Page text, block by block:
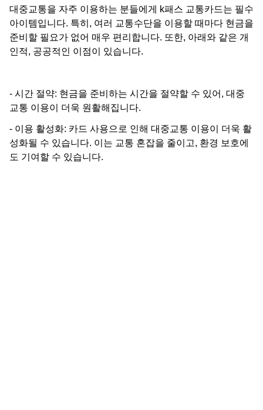
대중교통을 자주 이용하는 분들에게 k패스 교통카드는 필수
아이템입니다. 특히, 여러 교통수단을 이용할 때마다 현금을
준비할 필요가 없어 매우 편리합니다. 또한, 아래와 같은 개
인적, 공공적인 이점이 있습니다.
- 시간 절약: 현금을 준비하는 시간을 절약할 수 있어, 대중
교통 이용이 더욱 원활해집니다.
- 이용 활성화: 카드 사용으로 인해 대중교통 이용이 더욱 활
성화될 수 있습니다. 이는 교통 혼잡을 줄이고, 환경 보호에
도 기여할 수 있습니다.